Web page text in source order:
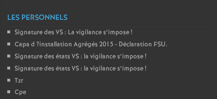
LES PERSONNELS
Signature des VS : La vigilance s’impose!
Capa d ?installation Agrégés 2015 - Déclaration FSU.
Signature des états VS : la vigilance s’impose!
Signature des états VS : la vigilance s’impose!
Tzr
Cpe